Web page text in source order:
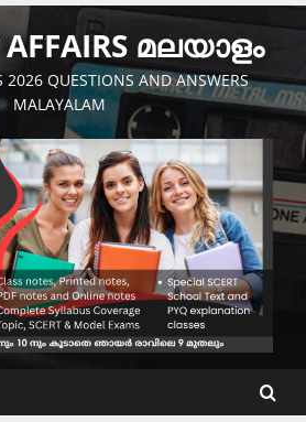
AFFAIRS മലയാളം
2026 QUESTIONS AND ANSWERS
MALAYALAM